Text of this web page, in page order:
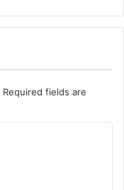
Required fields are